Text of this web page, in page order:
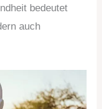
bedeutet
auch